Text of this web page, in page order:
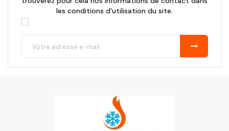
les conditions d'utilisation du site.